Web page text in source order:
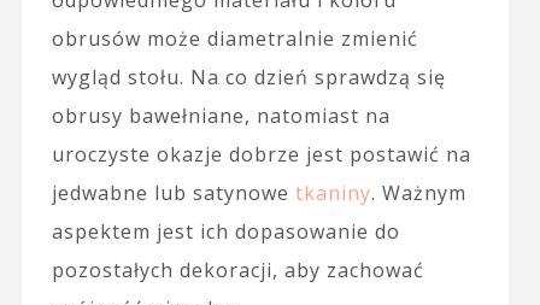
obrusów może diametralnie zmienić
wygląd stołu. Na co dzień sprawdzą się
obrusy bawełniane, natomiast na
uroczyste okazje dobrze jest postawić na
jedwabne lub satynowe tkaniny. Ważnym
aspektem jest ich dopasowanie do
pozostałych dekoracji, aby zachować